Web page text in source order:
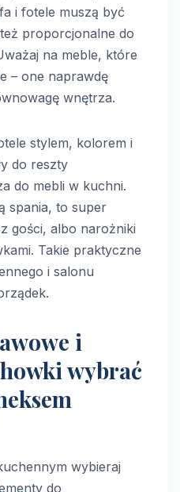
i fotele muszą być
proporcjonalne do
na meble, które
– one naprawdę
wnętrza.
stylem, kolorem i
do reszty
do mebli w kuchni.
spania, to super
gości, albo narożniki
Takie praktyczne
i salonu
i
wybrać
wybieraj
do